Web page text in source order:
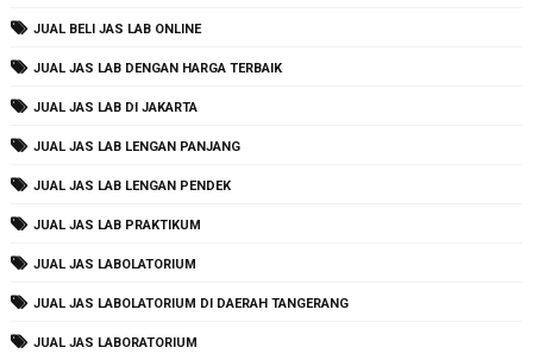
JUAL BELI JAS LAB ONLINE
JUAL JAS LAB DENGAN HARGA TERBAIK
JUAL JAS LAB DI JAKARTA
JUAL JAS LAB LENGAN PANJANG
JUAL JAS LAB LENGAN PENDEK
JUAL JAS LAB PRAKTIKUM
JUAL JAS LABOLATORIUM
JUAL JAS LABOLATORIUM DI DAERAH TANGERANG
JUAL JAS LABORATORIUM